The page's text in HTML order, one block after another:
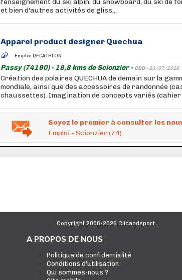
l'enseignement du ski alpin, du snowboard, du ski de
et bien d'autres activités de gliss...
Apparel product designer Quechua
Emploi DECATHLON
Passy (74190) - 18,8 kms de Scionzier - CDD - 23/07/2026
Création des polaires QUECHUA de demain sur la
mondiale, ainsi que des accessoires de randonnée
chaussettes). Imagination de concepts variés (cahier
Soyez le premier à consulter les
Emploi - Scionzier (74)
Copyright 2006-2026 Clicandsport
A PROPOS DE NOUS
Politique de confidentialité
Conditions d'utilisation
Qui sommes-nous ?